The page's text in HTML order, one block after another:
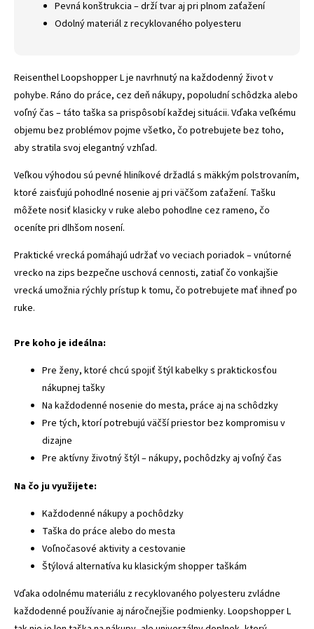
Pevná konštrukcia – drží tvar aj pri plnom zaťažení
Odolný materiál z recyklovaného polyesteru
Reisenthel Loopshopper L je navrhnutý na každodenný život v
pohybe. Ráno do práce, cez deň nákupy, popoludní schôdzka alebo
voľný čas – táto taška sa prispôsobí každej situácii. Vďaka veľkému
objemu bez problémov pojme všetko, čo potrebujete bez toho,
aby stratila svoj elegantný vzhľad.
Veľkou výhodou sú pevné hliníkové držadlá s mäkkým polstrovaním,
ktoré zaisťujú pohodlné nosenie aj pri väčšom zaťažení. Tašku
môžete nosiť klasicky v ruke alebo pohodlne cez rameno, čo
oceníte pri dlhšom nosení.
Praktické vrecká pomáhajú udržať vo veciach poriadok – vnútorné
vrecko na zips bezpečne uschová cennosti, zatiaľ čo vonkajšie
vrecká umožnia rýchly prístup k tomu, čo potrebujete mať ihneď po
ruke.
Pre koho je ideálna:
Pre ženy, ktoré chcú spojiť štýl kabelky s praktickosťou
nákupnej tašky
Na každodenné nosenie do mesta, práce aj na schôdzky
Pre tých, ktorí potrebujú väčší priestor bez kompromisu v
dizajne
Pre aktívny životný štýl – nákupy, pochôdzky aj voľný čas
Na čo ju využijete:
Každodenné nákupy a pochôdzky
Taška do práce alebo do mesta
Voľnočasové aktivity a cestovanie
Štýlová alternatíva ku klasickým shopper taškám
Vďaka odolnému materiálu z recyklovaného polyesteru zvládne
každodenné používanie aj náročnejšie podmienky. Loopshopper L